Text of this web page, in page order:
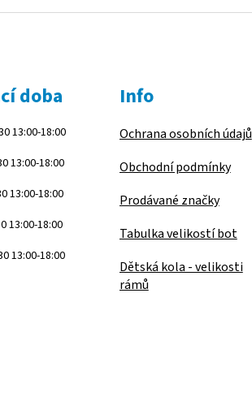
doba
13:00-18:00
13:00-18:00
13:00-18:00
13:00-18:00
13:00-18:00
Info
Ochrana osobních údajů
Obchodní podmínky
Prodávané značky
Tabulka velikostí bot
Dětská kola - velikosti
rámů